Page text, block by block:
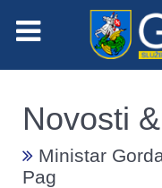
Novosti
Ministar
Pag